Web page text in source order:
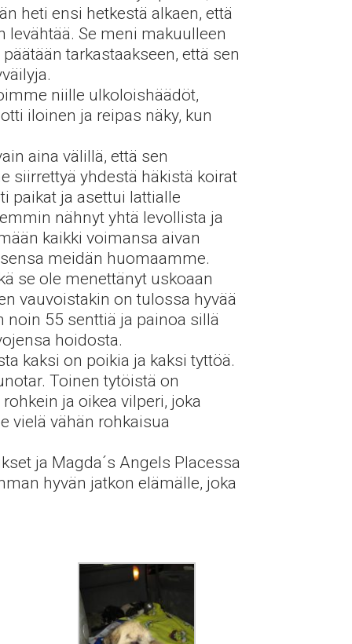
heti ensi hetkestä alkaen, että
Se meni makuulleen
tarkastaakseen, että sen
niille ulkoloishäädöt,
iloinen ja reipas näky, kun
aina välillä, että sen
siirrettyä yhdestä häkistä koirat
paikat ja asettui lattialle
nähnyt yhtä levollista ja
kaikki voimansa aivan
meidän huomaamme.
se ole menettänyt uskoaan
vauvoistakin on tulossa hyvää
noin 55 senttiä ja painoa sillä
hoidosta.
kaksi on poikia ja kaksi tyttöä.
Toinen tytöistä on
ja oikea vilperi, joka
vielä vähän rohkaisua
ja Magda´s Angels Placessa
hyvän jatkon elämälle, joka